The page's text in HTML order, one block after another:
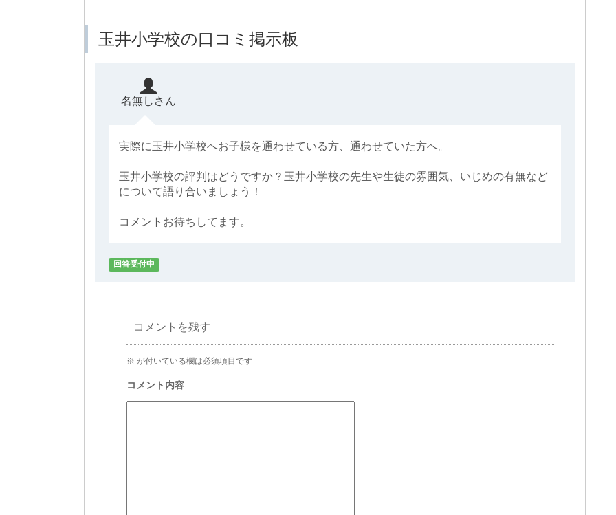
玉井小学校の口コミ掲示板
名無しさん
実際に玉井小学校へお子様を通わせている方、通わせていた方へ。
玉井小学校の評判はどうですか？玉井小学校の先生や生徒の雰囲気、いじめの有無など
について語り合いましょう！
コメントお待ちしてます。
回答受付中
コメントを残す
※ が付いている欄は必須項目です